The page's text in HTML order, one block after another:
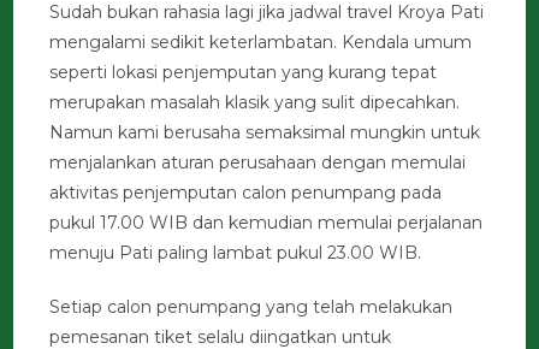
Sudah bukan rahasia lagi jika jadwal travel Kroya Pati
mengalami sedikit keterlambatan. Kendala umum
seperti lokasi penjemputan yang kurang tepat
merupakan masalah klasik yang sulit dipecahkan.
Namun kami berusaha semaksimal mungkin untuk
menjalankan aturan perusahaan dengan memulai
aktivitas penjemputan calon penumpang pada
pukul 17.00 WIB dan kemudian memulai perjalanan
menuju Pati paling lambat pukul 23.00 WIB.
Setiap calon penumpang yang telah melakukan
pemesanan tiket selalu diingatkan untuk